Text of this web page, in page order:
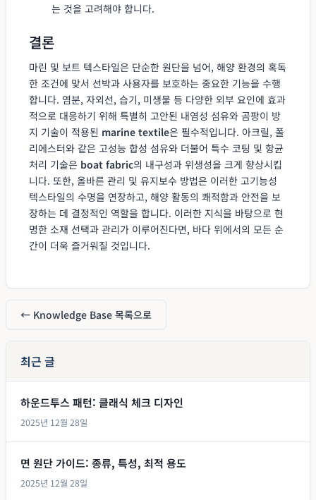
는 것을 고려해야 합니다.
결론
마린 및 보트 텍스타일은 단순한 원단을 넘어, 해양 환경의 혹독
한 조건에 맞서 선박과 사용자를 보호하는 중요한 기능을 수행
합니다. 염분, 자외선, 습기, 미생물 등 다양한 외부 요인에 효과
적으로 대응하기 위해 특별히 고안된 내염성 섬유와 곰팡이 방
지 기술이 적용된 marine textile은 필수적입니다. 아크릴, 폴
리에스터와 같은 고성능 합성 섬유와 더불어 특수 코팅 및 항균
처리 기술은 boat fabric의 내구성과 위생성을 크게 향상시킵
니다. 또한, 올바른 관리 및 유지보수 방법은 이러한 고기능성
텍스타일의 수명을 연장하고, 해양 활동의 쾌적함과 안전을 보
장하는 데 결정적인 역할을 합니다. 이러한 지식을 바탕으로 현
명한 소재 선택과 관리가 이루어진다면, 바다 위에서의 모든 순
간이 더욱 즐거워질 것입니다.
← Knowledge Base 목록으로
최근 글
하운드투스 패턴: 클래식 체크 디자인
2025년 12월 28일
면 원단 가이드: 종류, 특성, 최적 용도
2025년 12월 28일